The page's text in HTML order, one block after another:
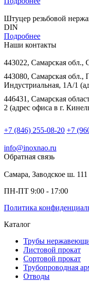
Штуцер резьбовой
DIN
Подробнее
Наши контакты
443022, Самарская обл.,
443080, Самарская обл.,
Индустриальная, 1А/1
446431, Самарская
2 (адрес офиса в г.
+7 (846) 255-08-20 +7
info@inoxnao.ru
Обратная связь
Самара, Заводское ш. 111
ПН-ПТ 9:00 - 17:00
Политика
Каталог
Трубы
Листовой прокат
Сортовой прокат
Трубопроводная
Отводы